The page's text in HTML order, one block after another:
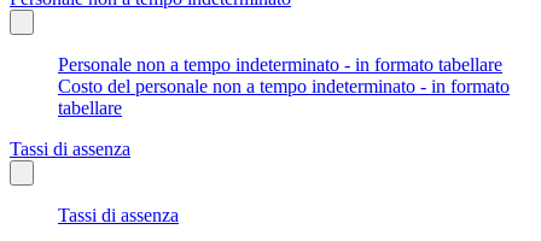
Personale non a tempo indeterminato - in formato tabellare
Costo del personale non a tempo indeterminato - in formato
tabellare
Tassi di assenza
Tassi di assenza